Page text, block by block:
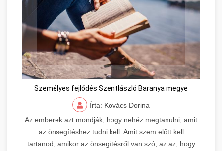
Személyes fejlődés Szentlászló Baranya megye
Írta: Kovács Dorina
Az emberek azt mondják, hogy nehéz megtanulni, amit
az önsegítéshez tudni kell. Amit szem előtt kell
tartanod, amikor az önsegítésről van szó, az az, hogy